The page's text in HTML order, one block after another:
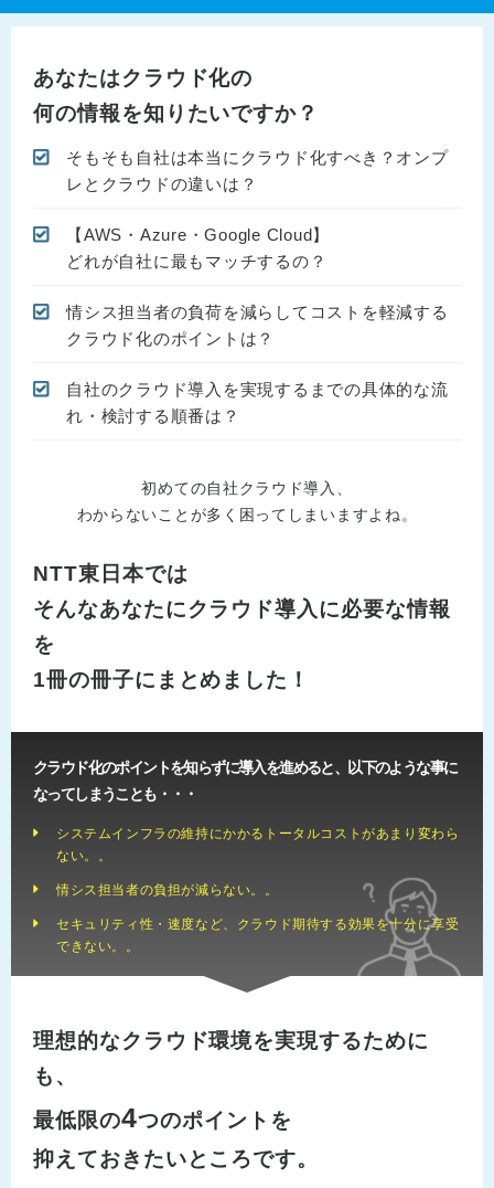
あなたはクラウド化の
何の情報を知りたいですか？
そもそも自社は本当にクラウド化すべき？オンプ
レとクラウドの違いは？
【AWS・Azure・Google Cloud】
どれが自社に最もマッチするの？
情シス担当者の負荷を減らしてコストを軽減する
クラウド化のポイントは？
自社のクラウド導入を実現するまでの具体的な流
れ・検討する順番は？
初めての自社クラウド導入、
わからないことが多く困ってしまいますよね。
NTT東日本では
そんなあなたにクラウド導入に必要な情報
を
1冊の冊子にまとめました！
クラウド化のポイントを知らずに導入を進めると、以下のような事に
なってしまうことも・・・
システムインフラの維持にかかるトータルコストがあまり変わら
ない。。
情シス担当者の負担が減らない。。
セキュリティ性・速度など、クラウド期待する効果を十分に享受
できない。。
理想的なクラウド環境を実現するために
も、
最低限の4つのポイントを
抑えておきたいところです。